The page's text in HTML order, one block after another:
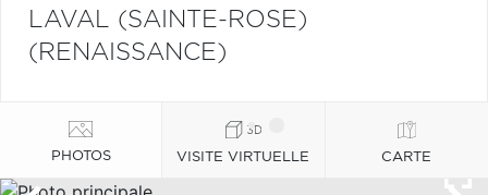
LAVAL (SAINTE-ROSE)
(RENAISSANCE)
PHOTOS VISITE VIRTUELLE CARTE